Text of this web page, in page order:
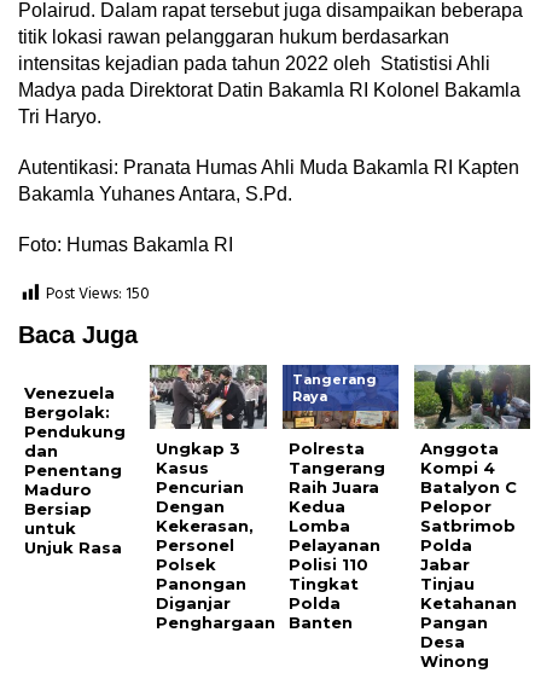
Polairud. Dalam rapat tersebut juga disampaikan beberapa
titik lokasi rawan pelanggaran hukum berdasarkan
intensitas kejadian pada tahun 2022 oleh Statistisi Ahli
Madya pada Direktorat Datin Bakamla RI Kolonel Bakamla
Tri Haryo.
Autentikasi: Pranata Humas Ahli Muda Bakamla RI Kapten
Bakamla Yuhanes Antara, S.Pd.
Foto: Humas Bakamla RI
Post Views: 150
Baca Juga
Venezuela
Bergolak:
Pendukung
dan
Penentang
Maduro
Bersiap
untuk
Unjuk Rasa
Ungkap 3
Kasus
Pencurian
Dengan
Kekerasan,
Personel
Polsek
Panongan
Diganjar
Penghargaan
Tangerang
Raya
Polresta
Tangerang
Raih Juara
Kedua
Lomba
Pelayanan
Polisi 110
Tingkat
Polda
Banten
Anggota
Kompi 4
Batalyon C
Pelopor
Satbrimob
Polda
Jabar
Tinjau
Ketahanan
Pangan
Desa
Winong